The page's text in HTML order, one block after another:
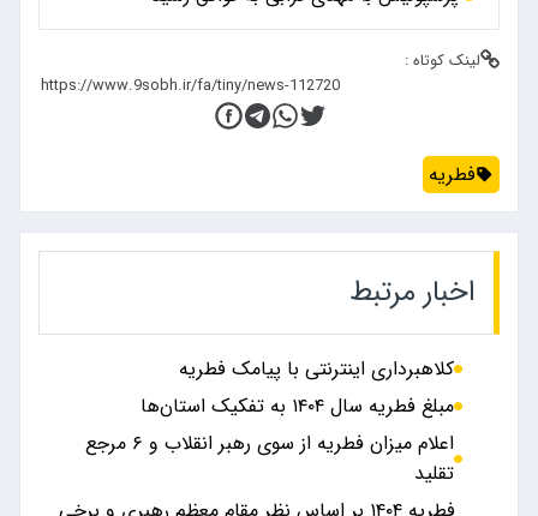
لینک کوتاه :
فطریه
اخبار مرتبط
کلاهبرداری اینترنتی با پیامک فطریه
مبلغ فطریه سال ۱۴۰۴ به تفکیک استان‌ها
اعلام میزان فطریه از سوی رهبر انقلاب و ۶ مرجع
تقلید